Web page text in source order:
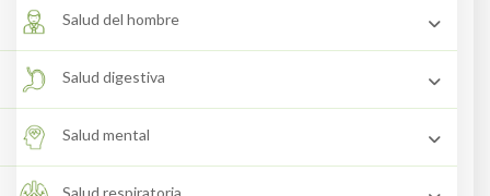
Salud del hombre
Salud digestiva
Salud mental